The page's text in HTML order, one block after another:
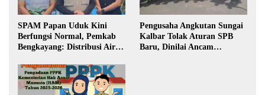
SPAM Papan Uduk Kini
Berfungsi Normal, Pemkab
Bengkayang: Distribusi Air
Warga
Pengusaha Angkutan Sungai
Kalbar Tolak Aturan SPB
Baru, Dinilai Ancam